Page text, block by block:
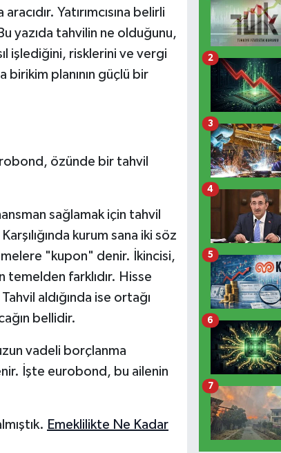
Yatırımcısına belirli
yazıda tahvilin ne olduğunu,
işlediğini, risklerini ve vergi
birikim planının güçlü bir
özünde bir tahvil
sağlamak için tahvil
kurum sana iki söz
"kupon" denir. İkincisi,
temelden farklıdır. Hisse
aldığında ise ortağı
bellidir.
vadeli borçlanma
İşte eurobond, bu ailenin
Emeklilikte Ne Kadar
2
3
4
5
6
7